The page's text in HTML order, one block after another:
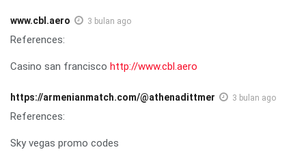
www.cbl.aero 3 bulan ago
References:
Casino san francisco http://www.cbl.aero
https://armenianmatch.com/@athenadittmer 3 bulan ago
References:
Sky vegas promo codes